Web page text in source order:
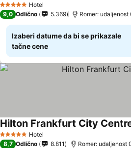
5 ZvezdiceHotel
9,0 Odlično 5.369 Romer: udaljenost
Izaberi datume da bi se prikazale
tačne cene
5 ZvezdiceHotel
Hilton Frankfurt City
8,7 Odlično 8.811 Romer: udaljenost